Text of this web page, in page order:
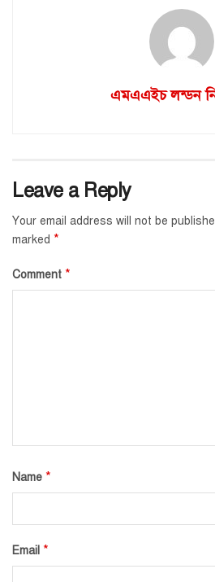
এমএএইচ লন্ডন
Leave a Reply
Your email address will not be
marked *
Comment *
Name *
Email *